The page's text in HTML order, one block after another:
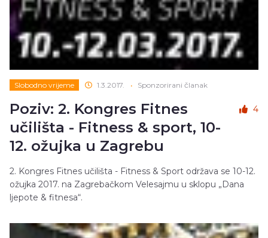
Slobodno vrijeme 1.3.2017. • Sponzorirani članak
Poziv: 2. Kongres Fitnes
učilišta - Fitness & sport, 10-
12. ožujka u Zagrebu
4
2. Kongres Fitnes učilišta - Fitness & Sport održava se 10-12.
ožujka 2017. na Zagrebačkom Velesajmu u sklopu „Dana
ljepote & fitnesa“.